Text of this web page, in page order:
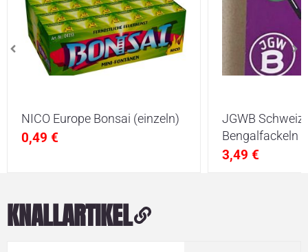
NICO Europe Bonsai (einzeln)
0,49 €
JGWB
Bengalfackeln
3,49 €
KNALLARTIKEL